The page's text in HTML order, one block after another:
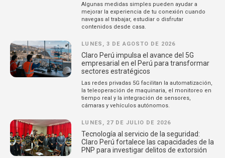
Algunas medidas simples pueden ayudar a
mejorar la experiencia de tu conexión cuando
navegas al trabajar, estudiar o disfrutar
contenidos desde casa.
LUNES, 3 DE AGOSTO DE 2026
Claro Perú impulsa el avance del 5G
empresarial en el Perú para transformar
sectores estratégicos
Las redes privadas 5G facilitan la automatización,
la teleoperación de maquinaria, el monitoreo en
tiempo real y la integración de sensores,
cámaras y vehículos autónomos.
LUNES, 27 DE JULIO DE 2026
Tecnología al servicio de la seguridad:
Claro Perú fortalece las capacidades de la
PNP para investigar delitos de extorsión